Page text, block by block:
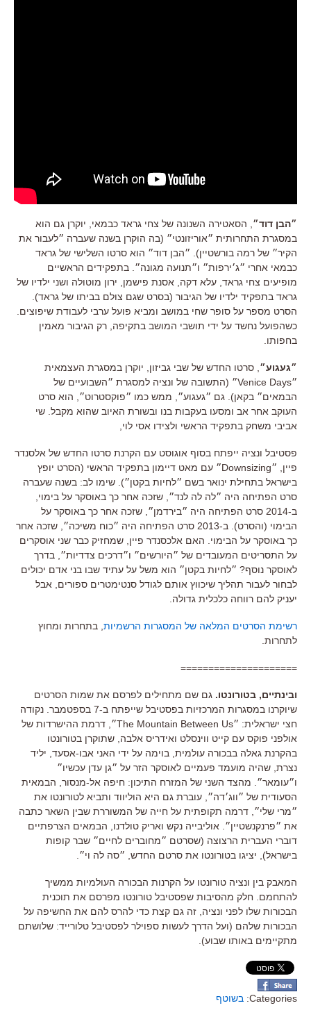
״הבן דוד״ , הסאטירה השנונה של צחי גראד כבמאי, יוקרן גם הוא
במסגרת התחרותית ״אוריזונטי״ (בה הוקרן בשנה שעברה ״לעבור את
הקיר״ של רמה בורשטיין). ״הבן דוד״ הוא סרטו השלישי של גראד
כבמאי אחרי ״ג׳ירפות״ ו״תנועה מגונה״. בתפקידים הראשיים
מופיעים צחי גראד, עלא דקה, אסנת פישמן, ירון מוטולה ושני ילדיו של
גראד בתפקיד ילדיו של הגיבור (בסרט שגם צולם בביתו של גראד).
הסרט מספר על סופר שחי במושב ומביא פועל ערבי לעבודת שיפוצים.
כשהפועל נחשד על ידי תושבי המושב בתקיפה, רק הגיבור מאמין
בחפותו.
״געגוע״ , סרטו החדש של שבי גביזון, יוקרן במסגרת העצמאית
״Venice Days״ (התשובה של ונציה למסגרת ״השבועיים של
הבמאים״ בקאן). גם ״געגוע״, ממש כמו ״פוקסטרוט״, הוא סרט
העוקב אחר אב ומסעו בעקבות בנו ובשורת האיוב שהוא מקבל. שי
אביבי משחק בתפקיד הראשי ולצידו אסי לוי,
פסטיבל ונציה ייפתח בסוף אוגוסט עם הקרנת סרטו החדש של אלסנדר
פיין, ״Downsizing״ עם מאט דיימון בתפקיד הראשי (הסרט יופץ
בישראל בתחילת ינואר בשם ״לחיות בקטן״). שימו לב: בשנה שעברה
סרט הפתיחה היה ״לה לה לנד״, שזכה אחר כך באוסקר על בימוי,
ב-2014 סרט הפתיחה היה ״בירדמן״, שזכה אחר כך באוסקר על
הבימוי (והסרט). ב-2013 סרט הפתיחה היה ״כוח משיכה״, שזכה אחר
כך באוסקר על הבימוי. האם אלכסנדר פיין, שמחזיק כבר שני אוסקרים
על התסריטים המעובדים של ״היורשים״ ו״דרכים צדדיות״, בדרך
לאוסקר נוסף? ״לחיות בקטן״ הוא משל על עתיד שבו בני אדם יכולים
לבחור לעבור תהליך שיכווץ אותם לגודל סנטימטרים ספורים, אבל
יעניק להם רווחה כלכלית גדולה.
רשימת הסרטים המלאה של המסגרות הרשמיות , בתחרות ומחוץ
לתחרות.
=====================
ובינתיים, בטורונטו. גם שם מתחילים לפרסם את שמות הסרטים
שיוקרנו במסגרות המרכזיות בפסטיבל שייפתח ב-7 בספטמבר. נקודה
חצי ישראלית: ״The Mountain Between Us״, דרמת ההישרדות של
אולפני פוקס עם קייט ווינסלט ואידריס אלבה, שתוקרן בטורונטו
בהקרנת גאלה בבכורה עולמית, בוימה על ידי האני אבו-אסעד, יליד
נצרת, שהיה מועמד פעמיים לאוסקר הזר על ״גן עדן עכשיו״
ו״עומאר״. מהצד השני של המזרח התיכון: חיפה אל-מנסור, הבמאית
הסעודית של ״ווג׳דה״, עוברת גם היא הוליווד ותביא לטורונטו את
״מרי שלי״, דרמה תקופתית על חייה של המשוררת שבין השאר כתבה
את ״פרנקנשטיין״. אוליבייה נקש ואריק טולדנו, הבמאים הצרפתיים
דוברי העברית הרצוצה (שסרטם ״מחוברים לחיים״ שבר קופות
בישראל), יציגו בטורונטו את סרטם החדש, ״סה לה וי״.
המאבק בין ונציה טורונטו על הקרנות הבכורה העולמיות ממשיך
להתחמם. חלק מהסיבות שפסטיבל טורונטו מפרסם את תוכנית
הבכורות שלו לפני ונציה, זה גם קצת כדי להרס להם את החשיפה על
הבכורות שלהם (ועל הדרך לעשות ספוילר לפסטיבל טלורייד: שלושתם
מתקיימים באותו שבוע).
Categories: בשוטף